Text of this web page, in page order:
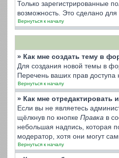
Только зарегистрированные
возможность. Это сделано
Вернуться к началу
» Как мне создать тему в
Для создания новой темы в
Перечень ваших прав
Вернуться к началу
» Как мне отредактировать
Если вы не являетесь
щёлкнув по кнопке Правка в
небольшая надпись, которая
модератор, хотя они могут
Вернуться к началу